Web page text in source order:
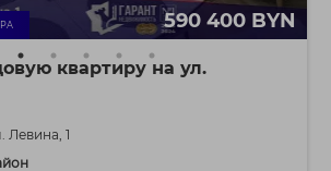
590 400 BYN
квартиру на ул.
Левина, 1